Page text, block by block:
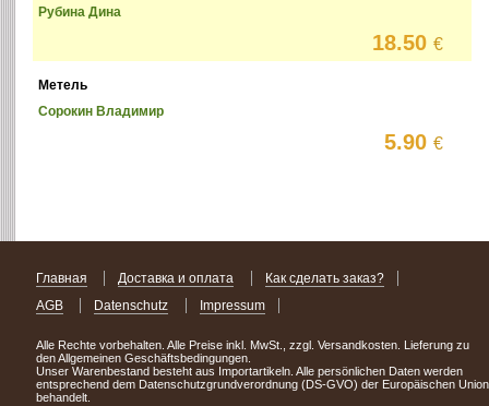
Рубина Дина
18.50€
Метель
Сорокин Владимир
5.90€
Главная Доставка и оплата
Как сделать заказ?
AGB
Datenschutz Impressum
Alle Rechte vorbehalten. Alle Preise inkl. MwSt., zzgl. Versandkosten. Lieferung zu
den Allgemeinen Geschäftsbedingungen.
Unser Warenbestand besteht aus Importartikeln. Alle persönlichen Daten werden
entsprechend dem Datenschutzgrundverordnung (DS-GVO) der Europäischen Union
behandelt.